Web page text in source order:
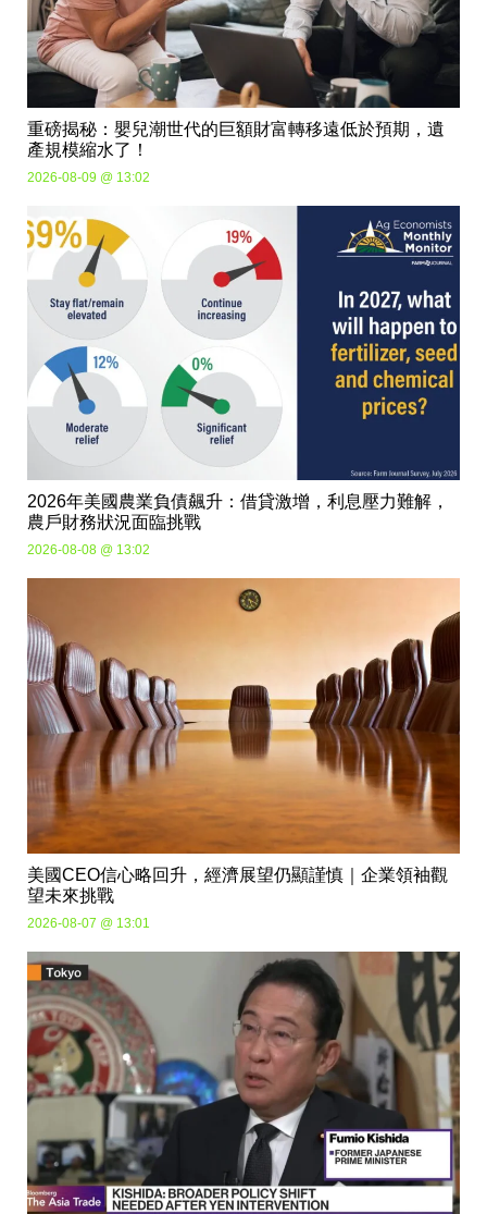
重磅揭秘：嬰兒潮世代的巨額財富轉移遠低於預期，遺
產規模縮水了！
2026-08-09 @ 13:02
2026年美國農業負債飆升：借貸激增，利息壓力難解，
農戶財務狀況面臨挑戰
2026-08-08 @ 13:02
美國CEO信心略回升，經濟展望仍顯謹慎｜企業領袖觀
望未來挑戰
2026-08-07 @ 13:01